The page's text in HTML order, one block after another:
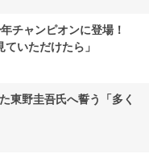
チャンピオンに登場！
ていただけたら」
東野圭吾氏へ誓う「多く